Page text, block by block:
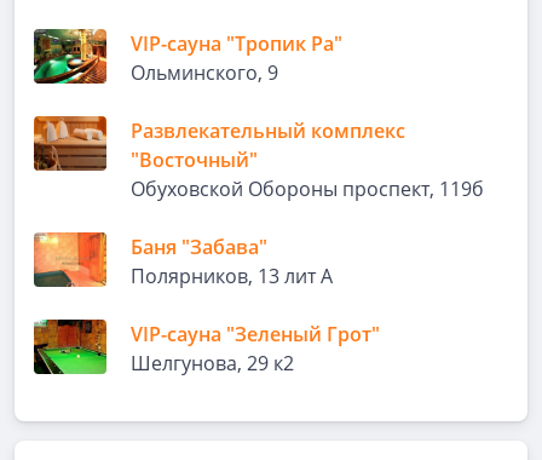
VIP-сауна "Тропик Ра"
Ольминского, 9
Развлекательный комплекс
"Восточный"
Обуховской Обороны проспект, 119б
Баня "Забава"
Полярников, 13 лит А
VIP-сауна "Зеленый Грот"
Шелгунова, 29 к2